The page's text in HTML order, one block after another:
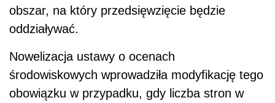
obszar, na który przedsięwzięcie będzie
oddziaływać.
Nowelizacja ustawy o ocenach
środowiskowych wprowadziła modyfikację tego
obowiązku w przypadku, gdy liczba stron w